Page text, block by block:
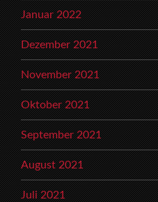
Januar 2022
Dezember 2021
November 2021
Oktober 2021
September 2021
August 2021
Juli 2021